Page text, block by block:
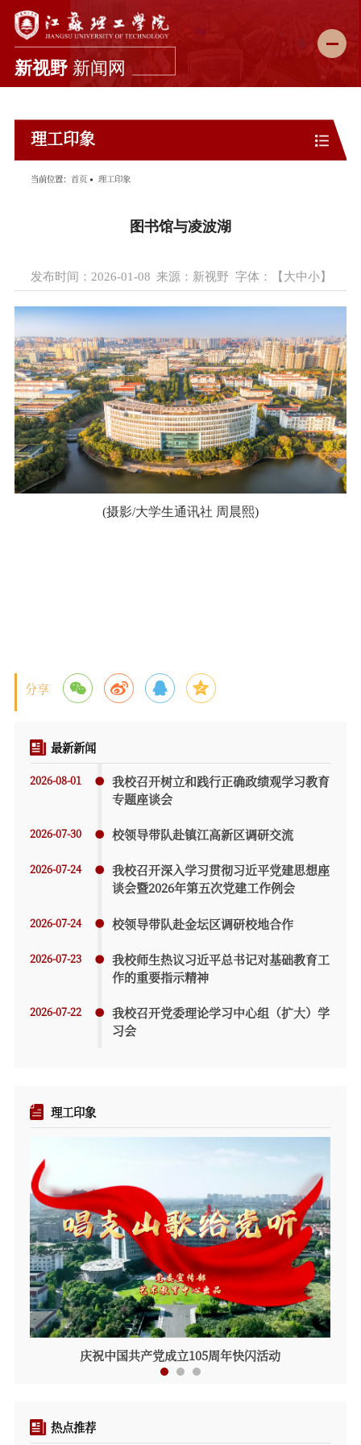
学校要闻
综合新闻
理工故事
图说校园
理工影像
校报在线
融媒矩阵
学校主页 宣传部主页
理工印象
当前位置： 首页 理工印象
图书馆与凌波湖
发布时间：2026-01-08 来源：新视野 字体：【 大中小】
(摄影/大学生通讯社 周晨熙)
分享
最新新闻
2026-08-01
我校召开树立和践行正确政绩观学习教育
专题座谈会
2026-07-30 校领导带队赴镇江高新区调研交流
2026-07-24
我校召开深入学习贯彻习近平党建思想座
谈会暨2026年第五次党建工作例会
2026-07-24 校领导带队赴金坛区调研校地合作
2026-07-23
我校师生热议习近平总书记对基础教育工
作的重要指示精神
2026-07-22
我校召开党委理论学习中心组（扩大）学
习会
理工印象
庆祝中国共产党成立105周年快闪活动
热点推荐